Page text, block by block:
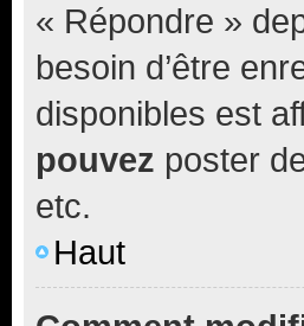
« Répondre »
besoin d’être
disponibles est
pouvez poster
etc.
Haut